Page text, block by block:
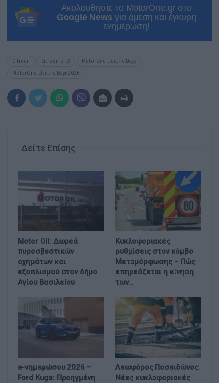
Ακολουθήστε το MotorOne.gr στο
Google News για άμεση και έγκυρη
ενημέρωση!
Citroen Citroen e-C3 Motorone Electric Days
MotorOne Electric Days 2026
Δείτε Επίσης
Motor Oil: Δωρεά
πυροσβεστικών
οχημάτων και
εξοπλισμού στον δήμο
Αγίου Βασιλείου
Κυκλοφοριακές
ρυθμίσεις στον κόμβο
Μεταμόρφωσης – Πώς
επηρεάζεται η κίνηση
των…
e-νημερώσου 2026 –
Ford Kuga: Προηγμένη
Λεωφόρος Ποσειδώνος:
Νέες κυκλοφοριακές